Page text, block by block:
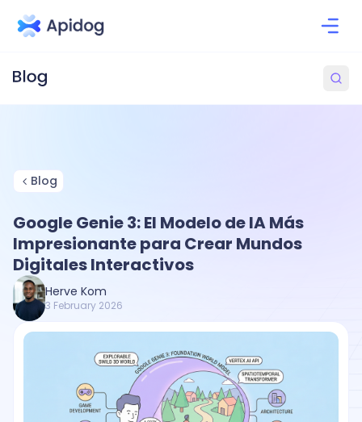
Blog
Google Genie 3: El Modelo de IA Más
Impresionante para Crear Mundos
Digitales Interactivos
Herve Kom
3 February 2026